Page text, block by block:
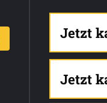
Jetzt
Jetzt